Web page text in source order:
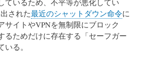
された最近のシャットダウン命令に
サイトやVPNを無制限にブロック
るためだけに存在する「セーフガー
る。